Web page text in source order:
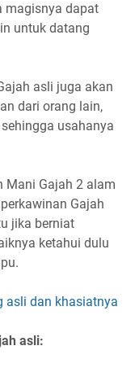
magisnya dapat
untuk datang
asli juga akan
dari orang lain,
usahanya
Mani Gajah 2 alam
Gajah
jika berniat
ketahui dulu
asli dan khasiatnya
asli: